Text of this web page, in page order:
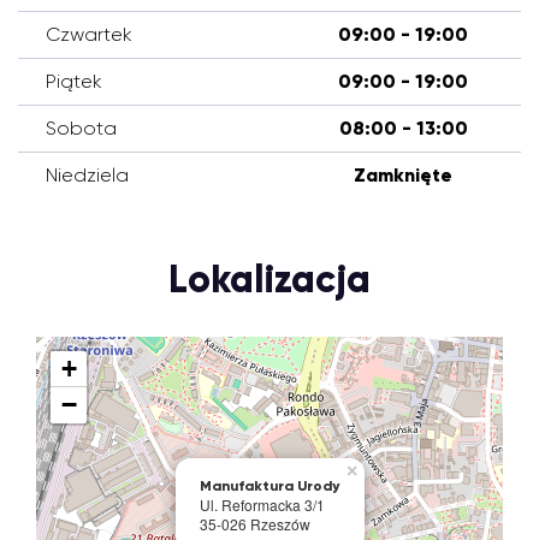
Czwartek 09:00 - 19:00
Piątek 09:00 - 19:00
Sobota 08:00 - 13:00
Niedziela Zamknięte
Lokalizacja
Manufaktura Urody
Ul. Reformacka 3/1
35-026 Rzeszów
×
+
−